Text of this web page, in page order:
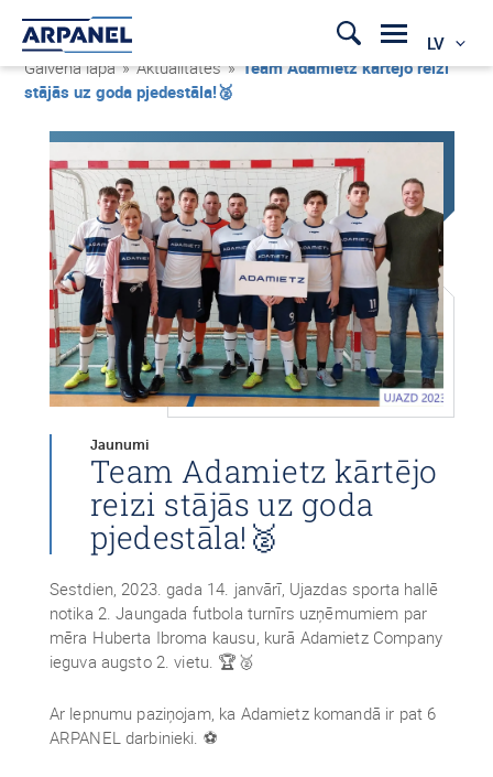
LV
Galvenā lapa » Aktualitātes »Team Adamietz kārtējo reizi
stājās uz goda pjedestāla!🥈
Jaunumi
Team Adamietz kārtējo
reizi stājās uz goda
pjedestāla!🥈
Sestdien, 2023. gada 14. janvārī, Ujazdas sporta hallē
notika 2. Jaungada futbola turnīrs uzņēmumiem par
mēra Huberta Ibroma kausu, kurā Adamietz Company
ieguva augsto 2. vietu. 🏆🥈
Ar lepnumu paziņojam, ka Adamietz komandā ir pat 6
ARPANEL darbinieki. ⚽